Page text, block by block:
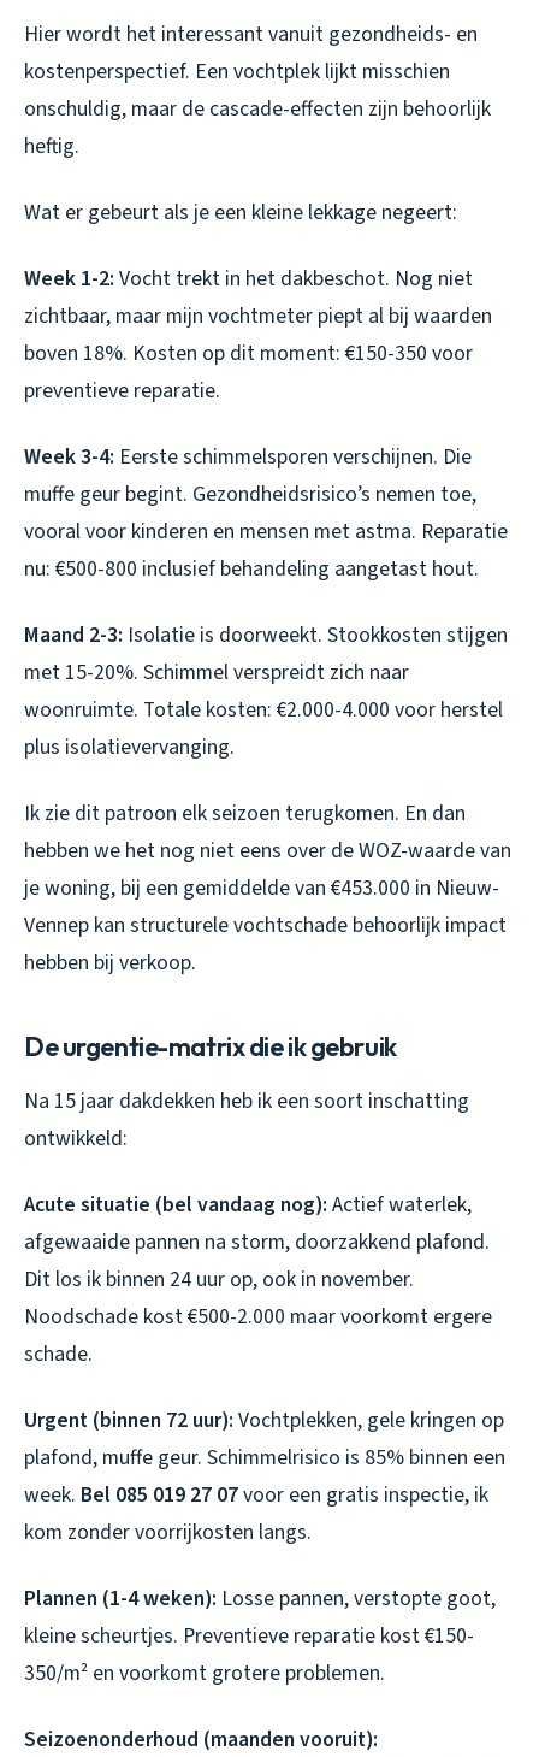
Hier wordt het interessant vanuit gezondheids- en
kostenperspectief. Een vochtplek lijkt misschien
onschuldig, maar de cascade-effecten zijn behoorlijk
heftig.
Wat er gebeurt als je een kleine lekkage negeert:
Week 1-2: Vocht trekt in het dakbeschot. Nog niet
zichtbaar, maar mijn vochtmeter piept al bij waarden
boven 18%. Kosten op dit moment: €150-350 voor
preventieve reparatie.
Week 3-4: Eerste schimmelsporen verschijnen. Die
muffe geur begint. Gezondheidsrisico’s nemen toe,
vooral voor kinderen en mensen met astma. Reparatie
nu: €500-800 inclusief behandeling aangetast hout.
Maand 2-3: Isolatie is doorweekt. Stookkosten stijgen
met 15-20%. Schimmel verspreidt zich naar
woonruimte. Totale kosten: €2.000-4.000 voor herstel
plus isolatievervanging.
Ik zie dit patroon elk seizoen terugkomen. En dan
hebben we het nog niet eens over de WOZ-waarde van
je woning, bij een gemiddelde van €453.000 in Nieuw-
Vennep kan structurele vochtschade behoorlijk impact
hebben bij verkoop.
De urgentie-matrix die ik gebruik
Na 15 jaar dakdekken heb ik een soort inschatting
ontwikkeld:
Acute situatie (bel vandaag nog): Actief waterlek,
afgewaaide pannen na storm, doorzakkend plafond.
Dit los ik binnen 24 uur op, ook in november.
Noodschade kost €500-2.000 maar voorkomt ergere
schade.
Urgent (binnen 72 uur): Vochtplekken, gele kringen op
plafond, muffe geur. Schimmelrisico is 85% binnen een
week. Bel 085 019 27 07voor een gratis inspectie, ik
kom zonder voorrijkosten langs.
Plannen (1-4 weken): Losse pannen, verstopte goot,
kleine scheurtjes. Preventieve reparatie kost €150-
350/m² en voorkomt grotere problemen.
Seizoenonderhoud (maanden vooruit):